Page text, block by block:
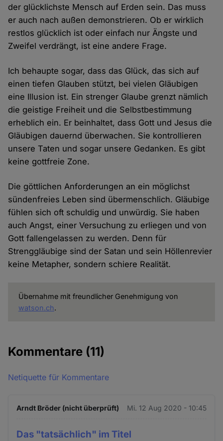
der glücklichste Mensch auf Erden sein. Das muss
er auch nach außen demonstrieren. Ob er wirklich
restlos glücklich ist oder einfach nur Ängste und
Zweifel verdrängt, ist eine andere Frage.
Ich behaupte sogar, dass das Glück, das sich auf
einen tiefen Glauben stützt, bei vielen Gläubigen
eine Illusion ist. Ein strenger Glaube grenzt nämlich
die geistige Freiheit und die Selbstbestimmung
erheblich ein. Er beinhaltet, dass Gott und Jesus die
Gläubigen dauernd überwachen. Sie kontrollieren
unsere Taten und sogar unsere Gedanken. Es gibt
keine gottfreie Zone.
Die göttlichen Anforderungen an ein möglichst
sündenfreies Leben sind übermenschlich. Gläubige
fühlen sich oft schuldig und unwürdig. Sie haben
auch Angst, einer Versuchung zu erliegen und von
Gott fallengelassen zu werden. Denn für
Strenggläubige sind der Satan und sein Höllenrevier
keine Metapher, sondern schiere Realität.
Übernahme mit freundlicher Genehmigung von
watson.ch.
Kommentare (11)
Netiquette für Kommentare
Arndt Bröder (nicht überprüft) Mi. 12 Aug 2020 - 10:45
Das "tatsächlich" im Titel